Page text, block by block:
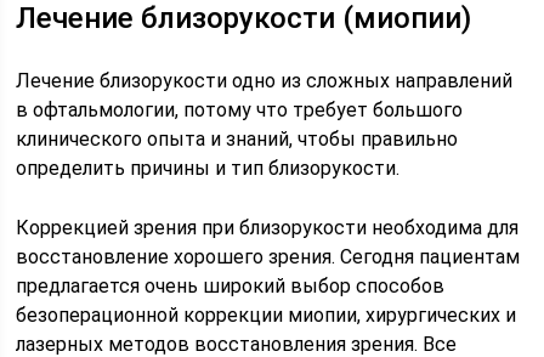
Лечение близорукости (миопии)
Лечение близорукости одно из сложных направлений
в офтальмологии, потому что требует большого
клинического опыта и знаний, чтобы правильно
определить причины и тип близорукости.
Коррекцией зрения при близорукости необходима для
восстановление хорошего зрения. Сегодня пациентам
предлагается очень широкий выбор способов
безоперационной коррекции миопии, хирургических и
лазерных методов восстановления зрения. Все